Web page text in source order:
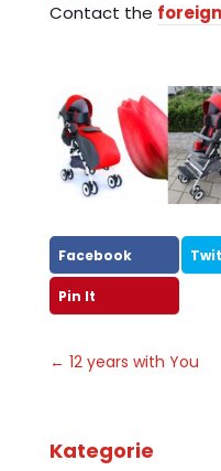
Contact the
Facebook
Pin It
← 12 years with You
Kategorie